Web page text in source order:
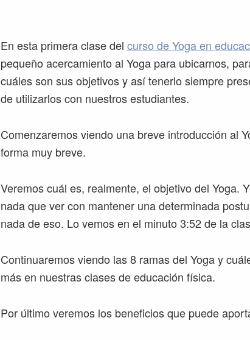
En esta primera clase del curso de Yoga en
pequeño acercamiento al Yoga para ubicarnos,
cuáles son sus objetivos y así tenerlo siempre
de utilizarlos con nuestros estudiantes.
Comenzaremos viendo una breve introducción al
forma muy breve.
Veremos cuál es, realmente, el objetivo del Yoga.
nada que ver con mantener una determinada
nada de eso. Lo vemos en el minuto 3:52 de la
Continuaremos viendo las 8 ramas del Yoga y
más en nuestras clases de educación física.
Por último veremos los beneficios que puede